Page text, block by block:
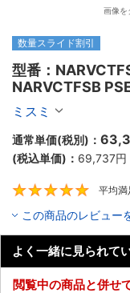
画像を
数量スライド割引
型番：
NARVCTFSB
ミスミ
通常単価(税別)：
(税込単価)： 69,737円
平均満
この商品のレビュー
よく一緒に見られて
閲覧中の商品と併せ